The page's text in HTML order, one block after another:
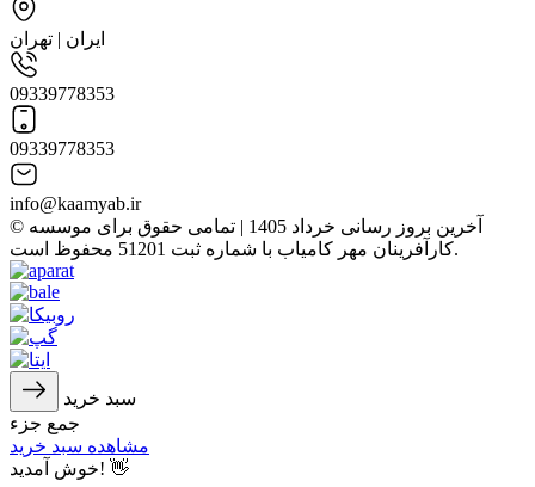
ایران | تهران
09339778353
09339778353
info@kaamyab.ir
© آخرین بروز رسانی خرداد 1405 | تمامی حقوق برای موسسه
کارآفرینان مهر کامیاب با شماره ثبت 51201 محفوظ است.
سبد خرید
جمع جزء
مشاهده سبد خرید
خوش آمدید! 👋